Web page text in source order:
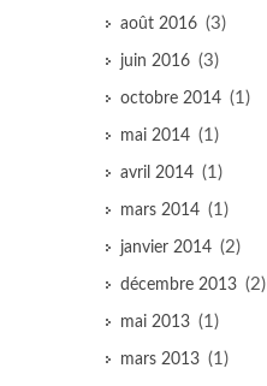
août 2016 (3)
juin 2016 (3)
octobre 2014 (1)
mai 2014 (1)
avril 2014 (1)
mars 2014 (1)
janvier 2014 (2)
décembre 2013 (2)
mai 2013 (1)
mars 2013 (1)